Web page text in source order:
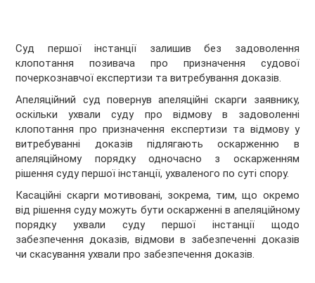
Суд першої інстанції залишив без задоволення
клопотання позивача про призначення судової
почеркознавчої експертизи та витребування доказів.
Апеляційний суд повернув апеляційні скарги заявнику,
оскільки ухвали суду про відмову в задоволенні
клопотання про призначення експертизи та відмову у
витребуванні доказів підлягають оскарженню в
апеляційному порядку одночасно з оскарженням
рішення суду першої інстанції, ухваленого по суті спору.
Касаційні скарги мотивовані, зокрема, тим, що окремо
від рішення суду можуть бути оскарженні в апеляційному
порядку ухвали суду першої інстанції щодо
забезпечення доказів, відмови в забезпеченні доказів
чи скасування ухвали про забезпечення доказів.